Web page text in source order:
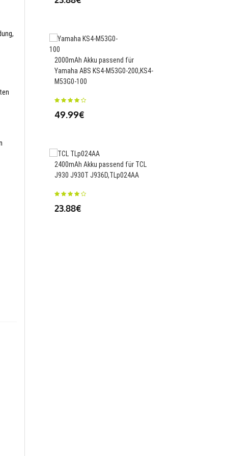
2000mAh Akku passend für
Yamaha ABS KS4-M53G0-200,KS4-
M53G0-100
49.99€
2400mAh Akku passend für TCL
J930 J930T J936D,TLp024AA
23.88€